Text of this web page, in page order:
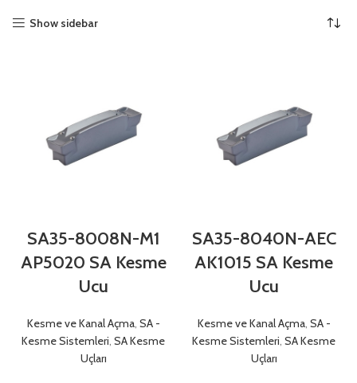
Show sidebar
SA35-8008N-M1
AP5020 SA Kesme
Ucu
Kesme ve Kanal Açma, SA -
Kesme Sistemleri, SA Kesme
Uçları
SA35-8040N-AEC
AK1015 SA Kesme
Ucu
Kesme ve Kanal Açma, SA -
Kesme Sistemleri, SA Kesme
Uçları